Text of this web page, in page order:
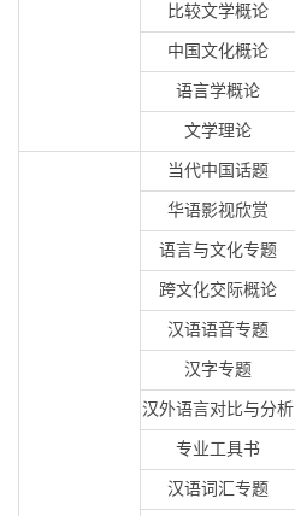
比较文学概论
中国文化概论
语言学概论
文学理论
当代中国话题
华语影视欣赏
语言与文化专题
跨文化交际概论
汉语语音专题
汉字专题
汉外语言对比与分析
专业工具书
汉语词汇专题